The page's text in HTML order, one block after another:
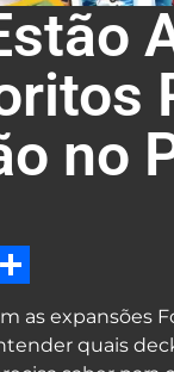
no
as expansões
quais